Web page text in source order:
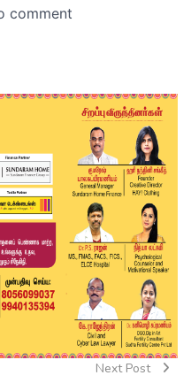
Next Post